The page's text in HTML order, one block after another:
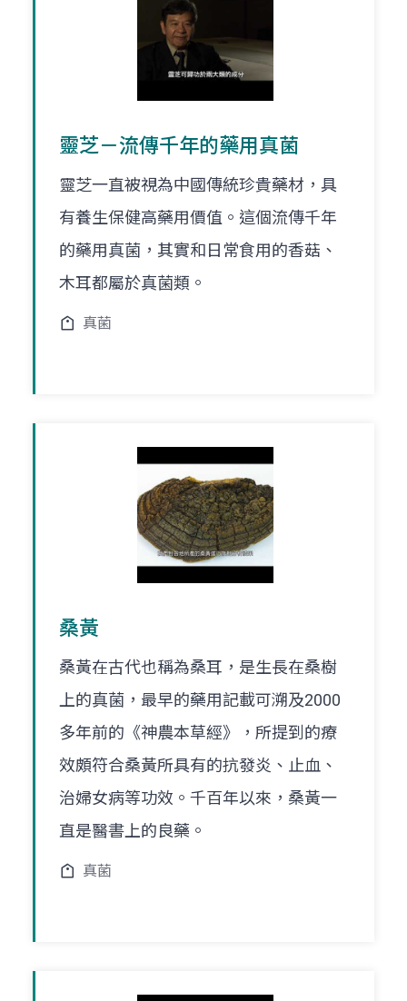
靈芝－流傳千年的藥用真菌
靈芝一直被視為中國傳統珍貴藥材，具
有養生保健高藥用價值。這個流傳千年
的藥用真菌，其實和日常食用的香菇、
木耳都屬於真菌類。
真菌
桑黃
桑黃在古代也稱為桑耳，是生長在桑樹
上的真菌，最早的藥用記載可溯及2000
多年前的《神農本草經》，所提到的療
效頗符合桑黃所具有的抗發炎、止血、
治婦女病等功效。千百年以來，桑黃一
直是醫書上的良藥。
真菌